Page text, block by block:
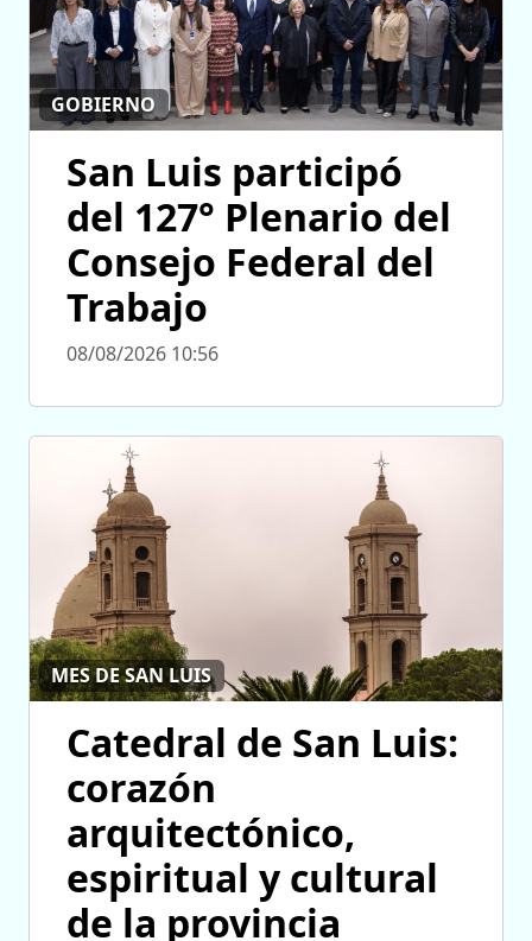
GOBIERNO
San Luis participó
del 127° Plenario del
Consejo Federal del
Trabajo
08/08/2026 10:56
MES DE SAN LUIS
Catedral de San Luis:
corazón
arquitectónico,
espiritual y cultural
de la provincia